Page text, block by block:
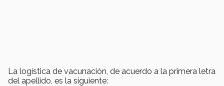
La logística de vacunación, de acuerdo a la primera letra
del apellido, es la siguiente: